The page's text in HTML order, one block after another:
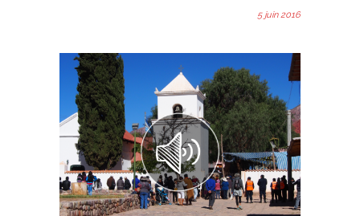
5 juin 2016